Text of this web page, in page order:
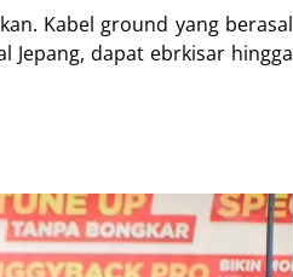
Kabel ground yang berasal
dapat ebrkisar hingga